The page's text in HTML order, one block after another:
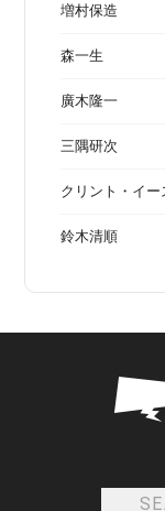
増村保造
森一生
廣木隆一
三隅研次
クリント・イー
鈴木清順